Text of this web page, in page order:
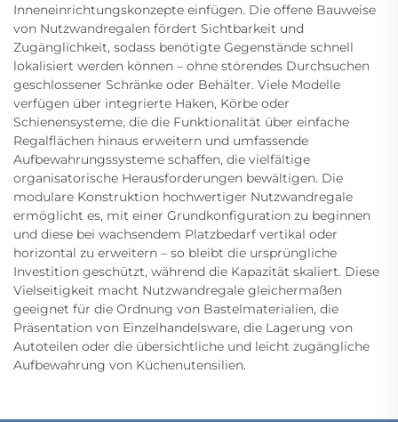
Inneneinrichtungskonzepte einfügen. Die offene Bauweise
von Nutzwandregalen fördert Sichtbarkeit und
Zugänglichkeit, sodass benötigte Gegenstände schnell
lokalisiert werden können – ohne störendes Durchsuchen
geschlossener Schränke oder Behälter. Viele Modelle
verfügen über integrierte Haken, Körbe oder
Schienensysteme, die die Funktionalität über einfache
Regalflächen hinaus erweitern und umfassende
Aufbewahrungssysteme schaffen, die vielfältige
organisatorische Herausforderungen bewältigen. Die
modulare Konstruktion hochwertiger Nutzwandregale
ermöglicht es, mit einer Grundkonfiguration zu beginnen
und diese bei wachsendem Platzbedarf vertikal oder
horizontal zu erweitern – so bleibt die ursprüngliche
Investition geschützt, während die Kapazität skaliert. Diese
Vielseitigkeit macht Nutzwandregale gleichermaßen
geeignet für die Ordnung von Bastelmaterialien, die
Präsentation von Einzelhandelsware, die Lagerung von
Autoteilen oder die übersichtliche und leicht zugängliche
Aufbewahrung von Küchenutensilien.